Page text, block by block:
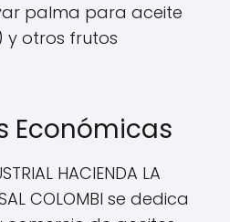
palma para aceite
otros frutos
Económicas
HACIENDA LA
COLOMBI se dedica